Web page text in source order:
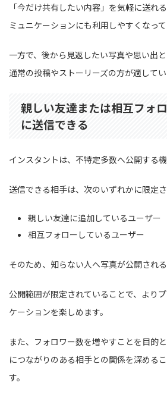
「今だけ共有したい内容」を気軽に送れ
ミュニケーションにも利用しやすくなって
一方で、後から見返したい写真や思い出と
通常の投稿やストーリーズの方が適してい
親しい友達または相互フォ
に送信できる
インスタントは、不特定多数へ公開する
送信できる相手は、次のいずれかに限定さ
親しい友達に追加しているユーザー
相互フォローしているユーザー
そのため、知らない人へ写真が公開され
公開範囲が限定されていることで、より
ケーションを楽しめます。
また、フォロワー数を増やすことを目的
につながりのある相手との関係を深める
す。